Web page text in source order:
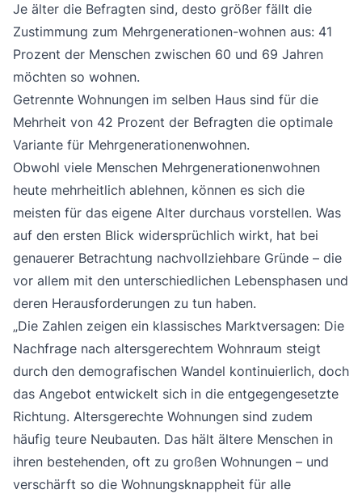
Je älter die Befragten sind, desto größer fällt die
Zustimmung zum Mehrgenerationen-wohnen aus: 41
Prozent der Menschen zwischen 60 und 69 Jahren
möchten so wohnen.
Getrennte Wohnungen im selben Haus sind für die
Mehrheit von 42 Prozent der Befragten die optimale
Variante für Mehrgenerationenwohnen.
Obwohl viele Menschen Mehrgenerationenwohnen
heute mehrheitlich ablehnen, können es sich die
meisten für das eigene Alter durchaus vorstellen. Was
auf den ersten Blick widersprüchlich wirkt, hat bei
genauerer Betrachtung nachvollziehbare Gründe – die
vor allem mit den unterschiedlichen Lebensphasen und
deren Herausforderungen zu tun haben.
„Die Zahlen zeigen ein klassisches Marktversagen: Die
Nachfrage nach altersgerechtem Wohnraum steigt
durch den demografischen Wandel kontinuierlich, doch
das Angebot entwickelt sich in die entgegengesetzte
Richtung. Altersgerechte Wohnungen sind zudem
häufig teure Neubauten. Das hält ältere Menschen in
ihren bestehenden, oft zu großen Wohnungen – und
verschärft so die Wohnungsknappheit für alle